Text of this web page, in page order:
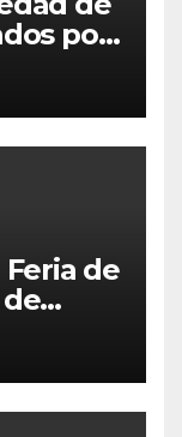
por
de